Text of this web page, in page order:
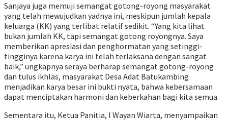
Sanjaya juga memuji semangat gotong-royong masyarakat
yang telah mewujudkan yadnya ini, meskipun jumlah kepala
keluarga (KK) yang terlibat relatif sedikit. “Yang kita lihat
bukan jumlah KK, tapi semangat gotong royongnya. Saya
memberikan apresiasi dan penghormatan yang setinggi-
tingginya karena karya ini telah terlaksana dengan sangat
baik,” ungkapnya seraya berharap semangat gotong-royong
dan tulus ikhlas, masyarakat Desa Adat Batukambing
menjadikan karya besar ini bukti nyata, bahwa kebersamaan
dapat menciptakan harmoni dan keberkahan bagi kita semua.
Sementara itu, Ketua Panitia, I Wayan Wiarta, menyampaikan